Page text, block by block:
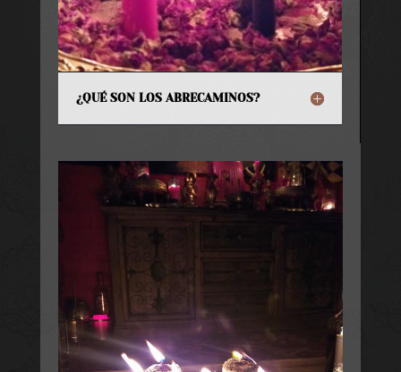
¿QUÉ SON LOS ABRECAMINOS?